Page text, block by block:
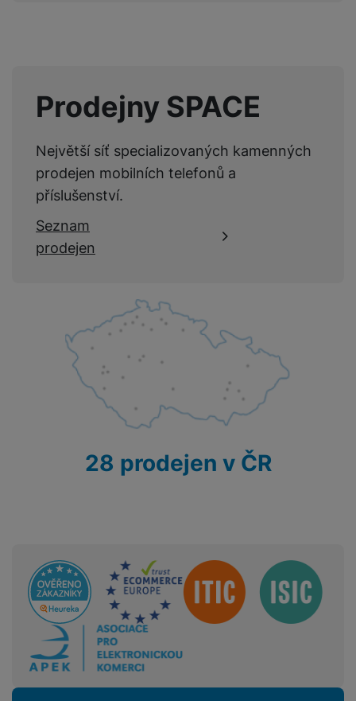
Prodejny SPACE
Největší síť specializovaných kamenných
prodejen mobilních telefonů a
příslušenství.
Seznam
prodejen
28 prodejen v ČR
Sdružení